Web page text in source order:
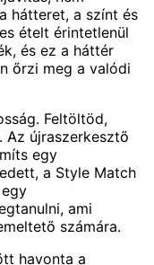
hátteret, a színt és
ételt érintetlenül
és ez a háttér
őrzi meg a valódi
Feltöltöd,
újraszerkesztő
egy
a Style Match
ami
számára.
havonta a